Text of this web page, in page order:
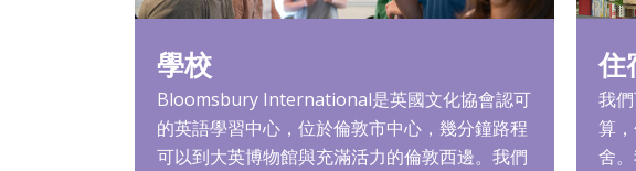
學校
Bloomsbury International是英國文化協會認可
的英語學習中心，位於倫敦市中心，幾分鐘路程
可以到大英博物館與充滿活力的倫敦西邊。我們
住
我
算
舍